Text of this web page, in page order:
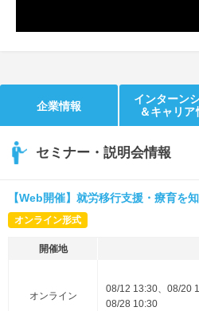
企業情報
インターン
＆キャリア
セミナー・説明会情報
【Web開催】就労移行支援・療育を
オンライン形式
開催地
オンライン
08/12 13:30、08/20
08/28 10:30